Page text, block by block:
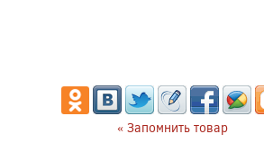
« Запомнить товар